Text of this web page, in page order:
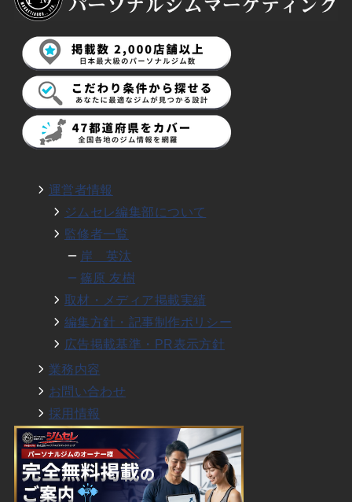
運営者情報
ジムセレ編集部について
監修者一覧
岸 英汰
篠原 友樹
取材・メディア掲載実績
編集方針・記事制作ポリシー
広告掲載基準・PR表示方針
業務内容
お問い合わせ
採用情報